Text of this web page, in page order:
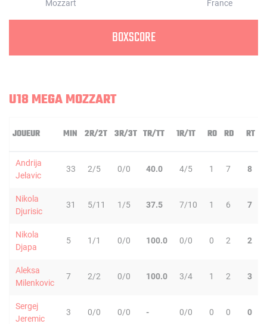
BOXSCORE
U18 MEGA MOZZART
JOUEUR MIN 2R/2T 3R/3T TR/TT 1R/1T RO RD RT
Andrija
Jelavic
33 2/5 0/0 40.0 4/5 1 7 8
Nikola
Djurisic
31 5/11 1/5 37.5 7/10 1 6 7
Nikola
Djapa
5 1/1 0/0 100.0 0/0 0 2 2
Aleksa
Milenkovic
7 2/2 0/0 100.0 3/4 1 2 3
Sergej
Jeremic
3 0/0 0/0 - 0/0 0 0 0